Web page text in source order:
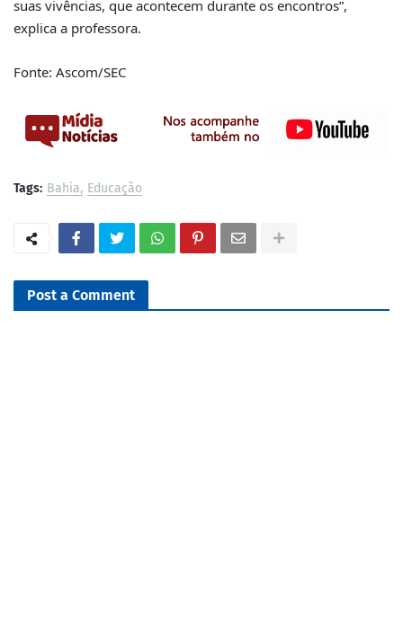
suas vivências, que acontecem durante os encontros”,
explica a professora.
Fonte: Ascom/SEC
Tags: Bahia Educação
Post a Comment